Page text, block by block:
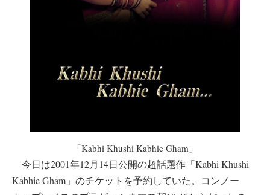
「Kabhi Khushi Kabhie Gham」
今日は2001年12月14日公開の超話題作「Kabhi Khushi
Kabhie Gham」のチケットを予約していた。コンノー